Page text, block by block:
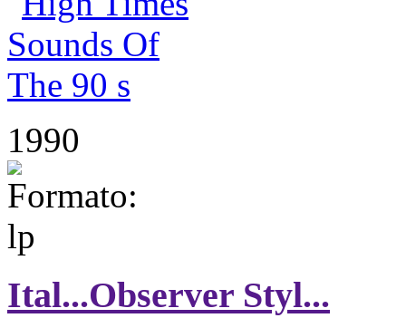
1990
Ital...Observer Styl...